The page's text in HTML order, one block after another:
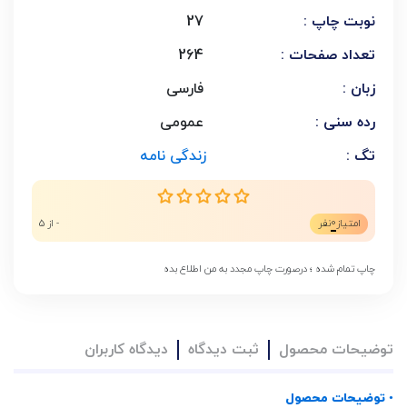
نوبت چاپ :
27
تعداد صفحات :
264
زبان :
فارسی
رده سنی :
عمومی
تگ :
زندگی نامه
امتیاز0نفر - از 5
چاپ تمام شده ؛ درصورت چاپ مجدد به من اطلاع بده
توضیحات محصول ثبت دیدگاه دیدگاه کاربران
• توضیحات محصول